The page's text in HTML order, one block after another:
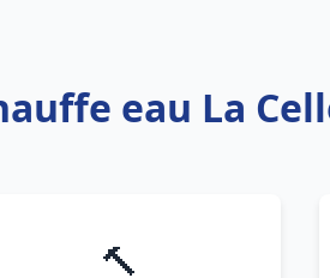
eau La
🔨